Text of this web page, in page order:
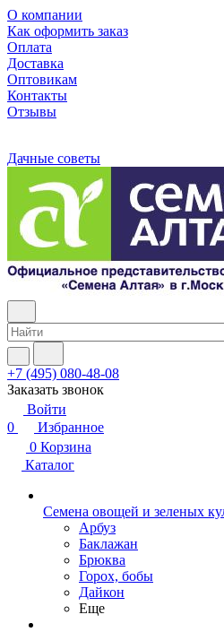
О компании
Как оформить заказ
Оплата
Доставка
Оптовикам
Контакты
Отзывы
Дачные советы
+7 (495) 080-48-08
Заказать звонок
Войти
0
Избранное
0 Корзина
Каталог
Семена овощей и зеленых
Арбуз
Баклажан
Брюква
Горох, бобы
Дайкон
Еще